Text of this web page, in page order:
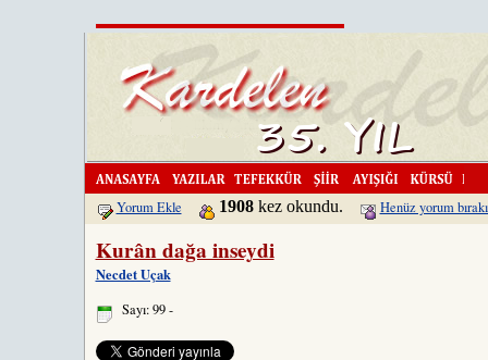
Kardelen'i
Yorum Ekle 1908kez okundu. Henüz yorum
Kurân dağa inseydi
Necdet Uçak
Sayı: 99 -